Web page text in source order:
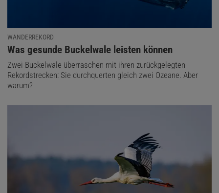
WANDERREKORD
:
Was gesunde Buckelwale leisten können
Zwei Buckelwale überraschen mit ihren zurückgelegten
Rekordstrecken: Sie durchquerten gleich zwei Ozeane. Aber
warum?